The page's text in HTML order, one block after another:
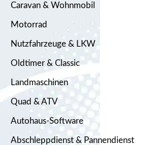
Caravan & Wohnmobil
Motorrad
Nutzfahrzeuge & LKW
Oldtimer & Classic
Landmaschinen
Quad & ATV
Autohaus-Software
Abschleppdienst & Pannendienst